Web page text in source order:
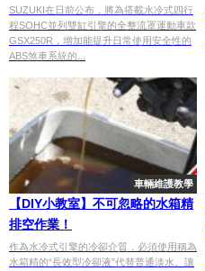
SUZUKI在日前公布，將為搭載水冷式四行
程SOHC並列雙缸引擎的全整流罩運動車款
GSX250R，增加能提升日常使用安全性的
ABS煞車系統的...
車輛維護教學
【DIY小教室】不可忽略的水箱精
排空作業！
作為水冷式引擎的冷卻介質，必須使用稱為
水箱精的“長效型冷卻液”代替普通淡水。讓